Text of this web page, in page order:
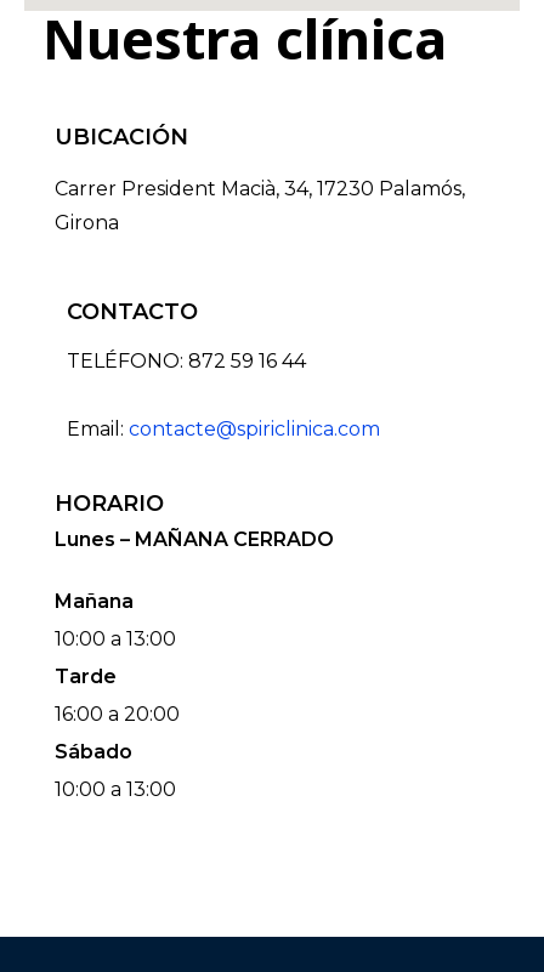
Nuestra clínica
UBICACIÓN
Carrer President Macià, 34, 17230 Palamós,
Girona
CONTACTO
TELÉFONO: 872 59 16 44
Email: contacte@spiriclinica.com
HORARIO
Lunes – MAÑANA CERRADO
Mañana
10:00 a 13:00
Tarde
16:00 a 20:00
Sábado
10:00 a 13:00